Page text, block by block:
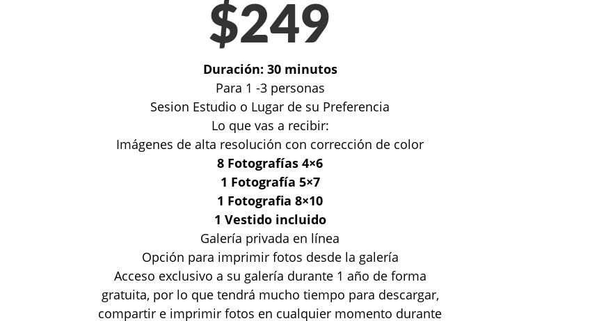
$249
Duración: 30 minutos
Para 1 -3 personas
Sesion Estudio o Lugar de su Preferencia
Lo que vas a recibir:
Imágenes de alta resolución con corrección de color
8 Fotografías 4×6
1 Fotografía 5×7
1 Fotografia 8×10
1 Vestido incluido
Galería privada en línea
Opción para imprimir fotos desde la galería
Acceso exclusivo a su galería durante 1 año de forma
gratuita, por lo que tendrá mucho tiempo para descargar,
compartir e imprimir fotos en cualquier momento durante